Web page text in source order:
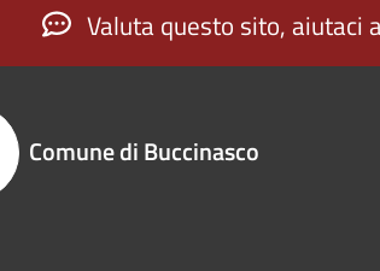
Valuta questo sito, aiutaci
Comune di Buccinasco